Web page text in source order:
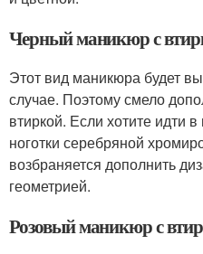
Черный маникюр с
Этот вид маникюра будет
случае. Поэтому смело
втиркой. Если хотите идти
ноготки серебряной
возбраняется дополнить
геометрией.
Розовый маникюр с